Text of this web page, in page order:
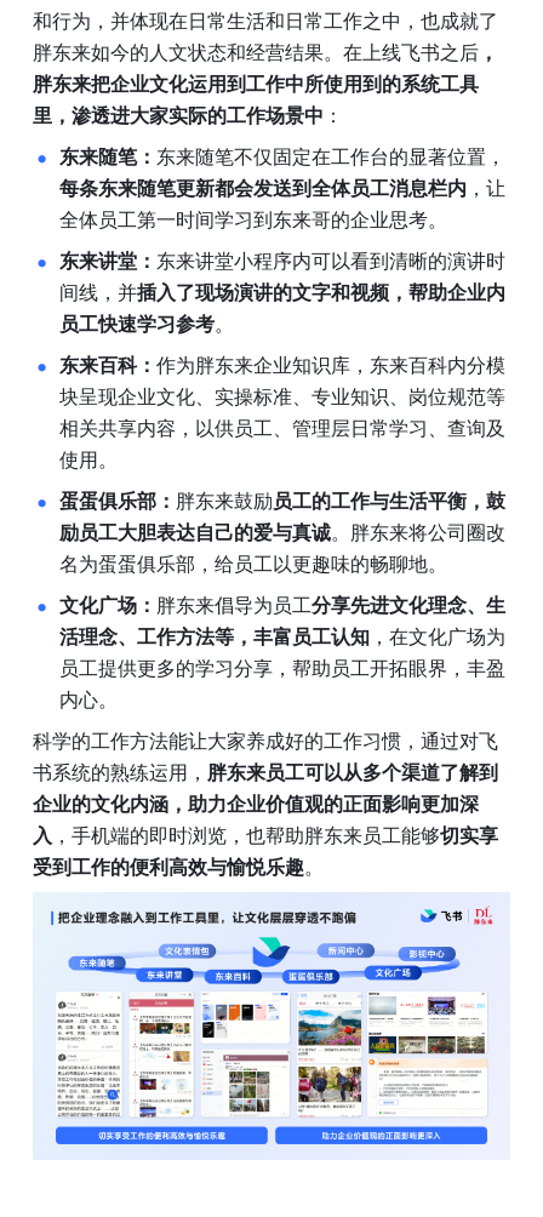
和行为，并体现在日常生活和日常工作之中，也成就了
胖东来如今的人文状态和经营结果。在上线飞书之后 ，
胖东来把企业文化运用到工作中所使用到的系统工具
里，渗透进大家实际的工作场景中 ：
东来随笔： 东来随笔不仅固定在工作台的显著位置，
每条东来随笔更新都会发送到全体员工消息栏内 ，让
全体员工第一时间学习到东来哥的企业思考。
东来讲堂： 东来讲堂小程序内可以看到清晰的演讲时
间线，并插入了现场演讲的文字和视频，帮助企业内
员工快速学习参考。
东来百科： 作为胖东来企业知识库，东来百科内分模
块呈现企业文化、实操标准、专业知识、岗位规范等
相关共享内容，以供员工、管理层日常学习、查询及
使用。
蛋蛋俱乐部： 胖东来鼓励 员工的工作与生活平衡，鼓
励员工大胆表达自己的爱与真诚。胖东来将公司圈改
名为蛋蛋俱乐部，给员工以更趣味的畅聊地。
文化广场： 胖东来倡导为员工分享先进文化理念、生
活理念、工作方法等，丰富员工认知 ，在文化广场为
员工提供更多的学习分享，帮助员工开拓眼界，丰盈
内心。
科学的工作方法能让大家养成好的工作习惯，通过对飞
书系统的熟练运用， 胖东来员工可以从多个渠道了解到
企业的文化内涵，助力企业价值观的正面影响更加深
入 ，手机端的即时浏览，也帮助胖东来员工能够切实享
受到工作的便利高效与愉悦乐趣。